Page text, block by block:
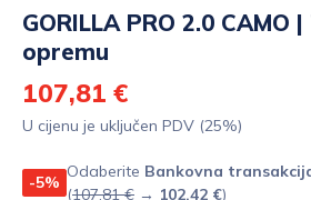
GORILLA PRO 2.0 CAMO
opremu
107,81 €
U cijenu je uključen PDV (25%)
-5%
Odaberite Bankovna
(107,81 € → 102,42 €)